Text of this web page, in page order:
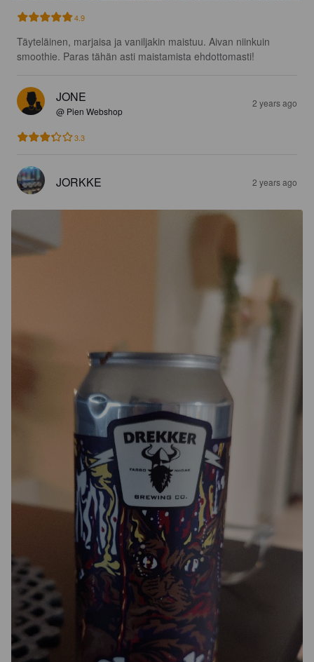
4.9
Täyteläinen, marjaisa ja vaniljakin maistuu. Aivan niinkuin
smoothie. Paras tähän asti maistamista ehdottomasti!
JONE
@ Pien Webshop
2 years ago
3.3
JORKKE 2 years ago